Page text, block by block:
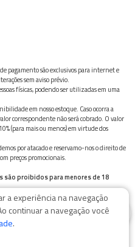
pagamento são exclusivos para internet e
sem aviso prévio.
físicas, podendo ser utilizadas em uma
em nosso estoque. Caso ocorra a
correspondente não será cobrado. O valor
(para mais ou menos) em virtude dos
por atacado e reservamo-nos o direito de
preços promocionais.
são proibidos para menores de 18
e, em excesso, provoca graves males à saúde.
a experiência na navegação
continuar a navegação você
.